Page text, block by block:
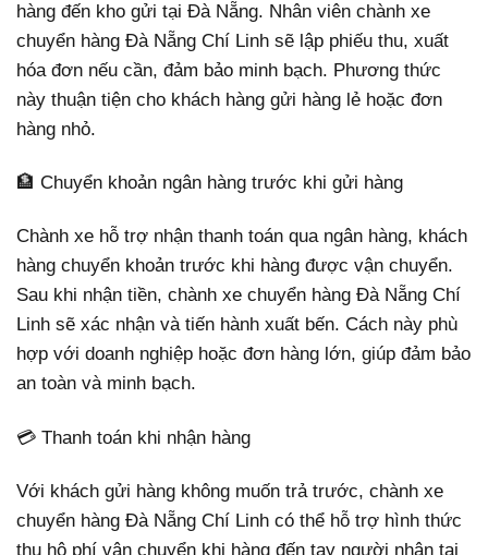
hàng đến kho gửi tại Đà Nẵng. Nhân viên chành xe
chuyển hàng Đà Nẵng Chí Linh sẽ lập phiếu thu, xuất
hóa đơn nếu cần, đảm bảo minh bạch. Phương thức
này thuận tiện cho khách hàng gửi hàng lẻ hoặc đơn
hàng nhỏ.
🏦 Chuyển khoản ngân hàng trước khi gửi hàng
Chành xe hỗ trợ nhận thanh toán qua ngân hàng, khách
hàng chuyển khoản trước khi hàng được vận chuyển.
Sau khi nhận tiền, chành xe chuyển hàng Đà Nẵng Chí
Linh sẽ xác nhận và tiến hành xuất bến. Cách này phù
hợp với doanh nghiệp hoặc đơn hàng lớn, giúp đảm bảo
an toàn và minh bạch.
💳 Thanh toán khi nhận hàng
Với khách gửi hàng không muốn trả trước, chành xe
chuyển hàng Đà Nẵng Chí Linh có thể hỗ trợ hình thức
thu hộ phí vận chuyển khi hàng đến tay người nhận tại